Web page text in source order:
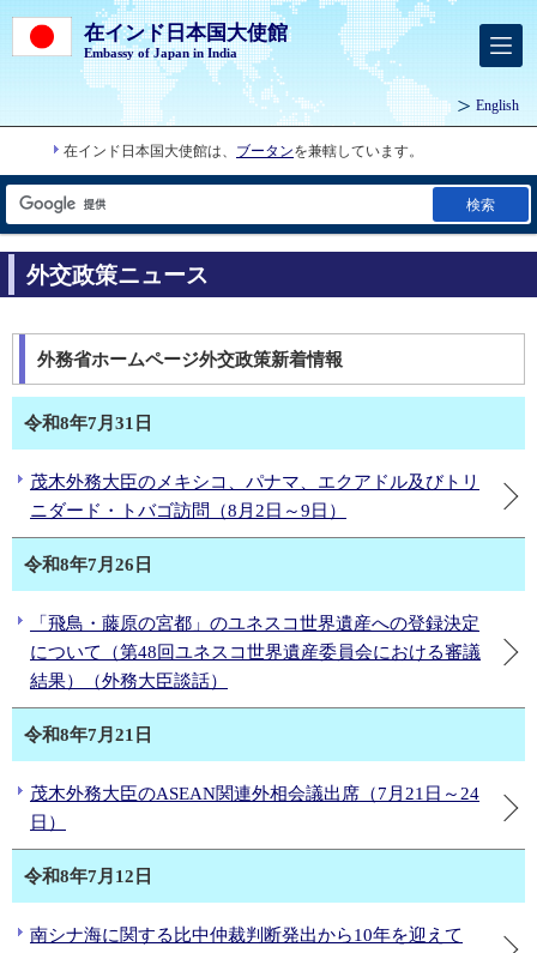
在インド日本国大使館
Embassy of Japan in India
English
在インド日本国大使館は、 ブータンを兼轄しています。
検索
外交政策ニュース
外務省ホームページ外交政策新着情報
令和8年7月31日
茂木外務大臣のメキシコ、パナマ、エクアドル及びトリ
ニダード・トバゴ訪問（8月2日～9日）
令和8年7月26日
「飛鳥・藤原の宮都」のユネスコ世界遺産への登録決定
について（第48回ユネスコ世界遺産委員会における審議
結果）（外務大臣談話）
令和8年7月21日
茂木外務大臣のASEAN関連外相会議出席（7月21日～24
日）
令和8年7月12日
南シナ海に関する比中仲裁判断発出から10年を迎えて